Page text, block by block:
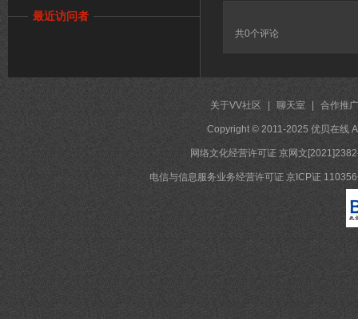
最近访问者
共0个评论
关于VV社区 聊天室 合作推广
Copyright © 2011-2025 优贝在线
网络文化经营许可证 京网文
电信与信息服务业务经营许可证 京ICP证